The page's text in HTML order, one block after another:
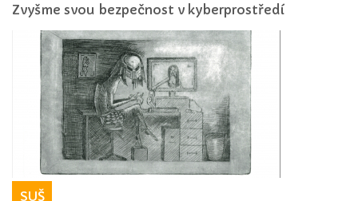
Zvyšme svou bezpečnost v kyberprostředí
SUŠ